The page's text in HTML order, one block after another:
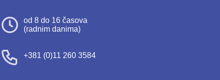
od 8 do 16 časova
(radnim danima)
+381 (0)11 260 3584